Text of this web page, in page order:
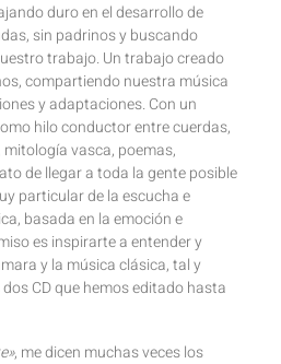
duro en el desarrollo de
sin padrinos y buscando
trabajo. Un trabajo creado
compartiendo nuestra música
y adaptaciones. Con un
hilo conductor entre cuerdas,
vasca, poemas,
de llegar a toda la gente posible
particular de la escucha e
basada en la emoción e
es inspirarte a entender y
y la música clásica, tal y
CD que hemos editado hasta
, me dicen muchas veces los